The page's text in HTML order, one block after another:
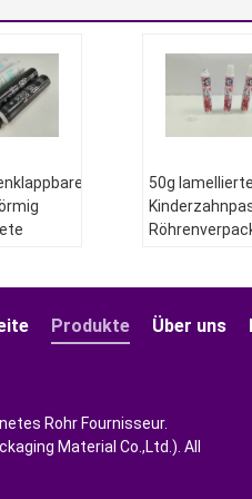
50g
Material:
ABL220/12
Über uns
Produkte
Rohr Fournisseur.
Material Co.,Ltd.). All